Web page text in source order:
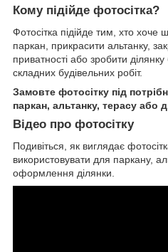
Кому підійде фотосітка?
Фотосітка підійде тим, хто хоче
паркан, прикрасити альтанку,
приватності або зробити
складних будівельних робіт.
Замовте фотосітку під
паркан, альтанку, терасу або
Відео про фотосітку
Подивіться, як виглядає
використовувати для паркану,
оформлення ділянки.